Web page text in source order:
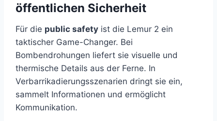
öffentlichen Sicherheit
Für die public safety ist die Lemur 2 ein
taktischer Game-Changer. Bei
Bombendrohungen liefert sie visuelle und
thermische Details aus der Ferne. In
Verbarrikadierungsszenarien dringt sie ein,
sammelt Informationen und ermöglicht
Kommunikation.